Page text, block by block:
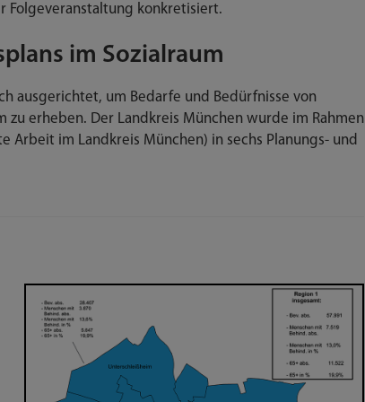
Folgeveranstaltung konkretisiert.
im Sozialraum
ausgerichtet, um Bedarfe und Bedürfnisse von
erheben. Der Landkreis München wurde im Rahmen
Arbeit im Landkreis München) in sechs Planungs- und